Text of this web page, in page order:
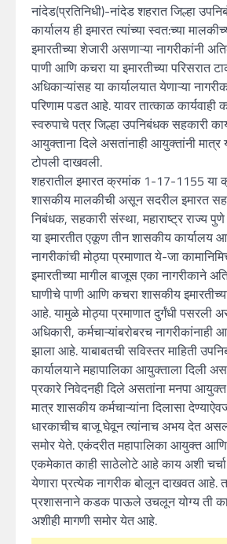
नांदेड(प्रतिनिधी)-नांदेड शहरात जिल्हा
कार्यालय ही इमारत त्यांच्या स्वत:च्या
इमारतीच्या शेजारी असणाऱ्या नागरीकांनी
पाणी आणि कचरा या इमारतीच्या परिसरात
अधिकाऱ्यांसह या कार्यालयात येणाऱ्या
परिणाम पडत आहे. यावर तात्काळ कार्यवाही
स्वरुपाचे पत्र जिल्हा उपनिबंधक सहकारी
आयुक्ताना दिले असतांनाही आयुक्तांनी मात्र
टोपली दाखवली.
शहरातील इमारत क्रमांक 1-17-1155 या
शासकीय मालकीची असून सदरील इमारत
निबंधक, सहकारी संस्था, महाराष्ट्र राज्य
या इमारतीत एकूण तीन शासकीय कार्यालय
नागरीकांची मोठ्या प्रमाणात ये-जा
इमारतीच्या मागील बाजूस एका नागरीकाने
घाणीचे पाणी आणि कचरा शासकीय
आहे. यामुळे मोठ्या प्रमाणात दुर्गंधी पसरली
अधिकारी, कर्मचाऱ्यांबरोबरच नागरीकांनाही
झाला आहे. याबाबतची सविस्तर माहिती
कार्यालयाने महापालिका आयुक्ताला दिली
प्रकारे निवेदनही दिले असतांना मनपा आयुक्त
मात्र शासकीय कर्मचाऱ्यांना दिलासा
धारकाचीच बाजू घेवून त्यांनाच अभय देत
समोर येते. एकंदरीत महापालिका आयुक्त
एकमेकात काही साठेलोटे आहे काय अशी
येणारा प्रत्येक नागरीक बोलून दाखवत आहे.
प्रशासनाने कडक पाऊले उचलून योग्य ती
अशीही मागणी समोर येत आहे.